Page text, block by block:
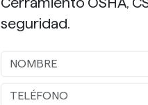
seguridad.